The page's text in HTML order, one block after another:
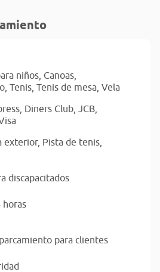
niños, Canoas,
Tenis, Tenis de mesa, Vela
Diners Club, JCB,
exterior, Pista de tenis,
discapacitados
horas
para clientes